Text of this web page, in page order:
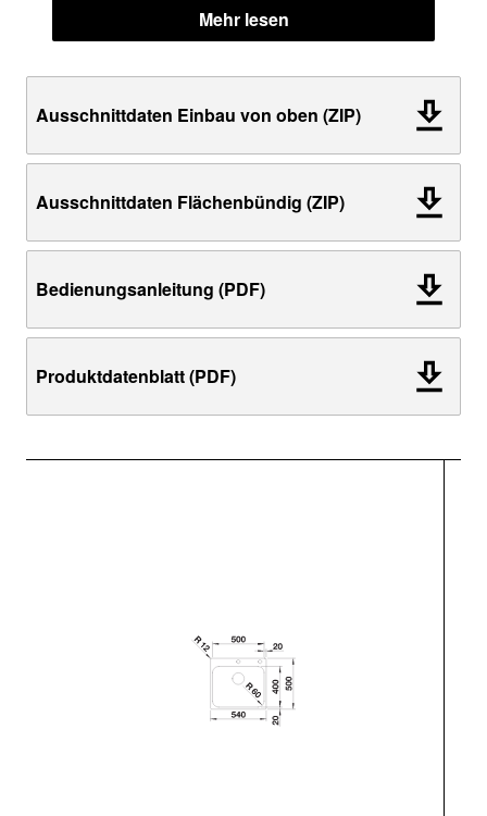
Mehr lesen
Ausschnittdaten Einbau von oben (ZIP)
Ausschnittdaten Flächenbündig (ZIP)
Bedienungsanleitung (PDF)
Produktdatenblatt (PDF)